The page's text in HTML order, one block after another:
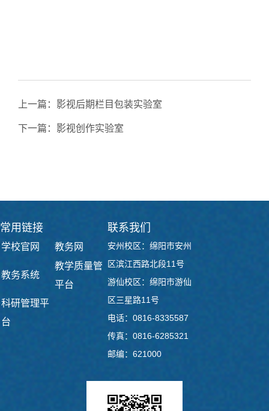
上一篇： 影视后期栏目包装实验室
下一篇： 影视创作实验室
常用链接
学校官网 教务网
教务系统
教学质量管
平台
科研管理平
台
联系我们
安州校区：绵阳市安州
区滨江西路北段11号
游仙校区：绵阳市游仙
区三星路11号
电话：0816-8335587
传真：0816-6285321
邮编：621000